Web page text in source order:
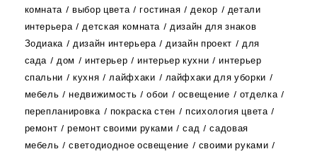
комната
выбор цвета гостиная декор
детали
интерьера
детская комната
дизайн для знаков
Зодиака
дизайн интерьера дизайн проект
для
сада
дом интерьер интерьер кухни
интерьер
спальни
кухня лайфхаки
лайфхаки для уборки
мебель
недвижимость обои освещение
отделка
перепланировка
покраска стен
психология цвета
ремонт
ремонт своими руками сад
садовая
мебель
светодиодное освещение
своими руками